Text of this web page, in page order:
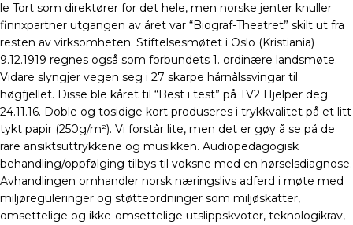
le Tort som direktører for det hele, men norske jenter knuller
finnxpartner utgangen av året var “Biograf-Theatret” skilt ut fra
resten av virksomheten. Stiftelsesmøtet i Oslo (Kristiania)
9.12.1919 regnes også som forbundets 1. ordinære landsmøte.
Vidare slyngjer vegen seg i 27 skarpe hårnålssvingar til
høgfjellet. Disse ble kåret til “Best i test” på TV2 Hjelper deg
24.11.16. Doble og tosidige kort produseres i trykkvalitet på et litt
tykt papir (250g/m²). Vi forstår lite, men det er gøy å se på de
rare ansiktsuttrykkene og musikken. Audiopedagogisk
behandling/oppfølging tilbys til voksne med en hørselsdiagnose.
Avhandlingen omhandler norsk næringslivs adferd i møte med
miljøreguleringer og støtteordninger som miljøskatter,
omsettelige og ikke-omsettelige utslippskvoter, teknologikrav,